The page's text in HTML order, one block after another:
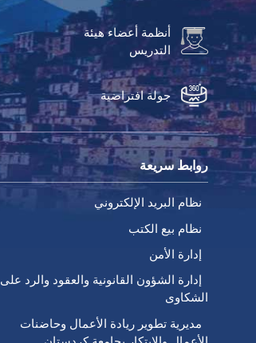
أنظمة أعضاء هيئة
التدريس
جولة افتراضية
روابط سريعة
نظام البريد الإلكتروني
نظام بيع الكتب
إدارة الأمن
إدارة الشؤون القانونية والعقود والرد على
الشكاوى
مديرية تطوير ريادة الأعمال وحاضنات